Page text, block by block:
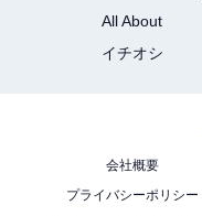
All About
イチオシ
会社概要
プライバシーポリシー